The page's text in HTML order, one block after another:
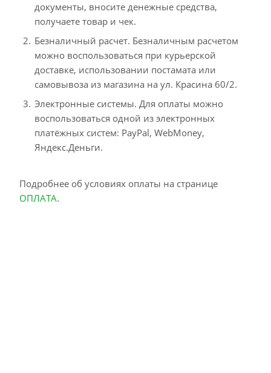
документы, вносите денежные средства,
получаете товар и чек.
Безналичный расчет. Безналичным расчетом
можно воспользоваться при курьерской
доставке, использовании постамата или
самовывоза из магазина на ул. Красина 60/2.
Электронные системы. Для оплаты можно
воспользоваться одной из электронных
платёжных систем: PayPal, WebMoney,
Яндекс.Деньги.
Подробнее об условиях оплаты на странице
ОПЛАТА.